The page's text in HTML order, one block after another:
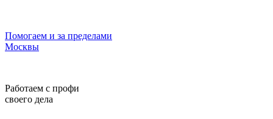
Помогаем и за пределами
Москвы
Работаем с профи
своего дела